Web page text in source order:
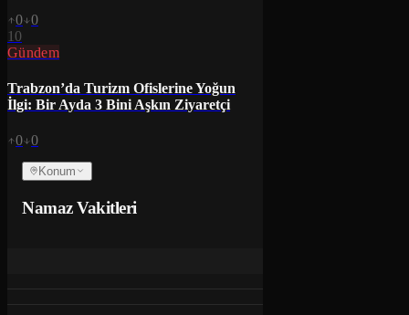
0 0
10
Gündem
Trabzon’da Turizm Ofislerine Yoğun
İlgi: Bir Ayda 3 Bini Aşkın Ziyaretçi
0 0
Konum
Namaz Vakitleri